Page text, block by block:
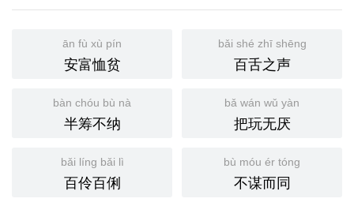
ān fù xù pín
安富恤贫
bǎi shé zhī shēng
百舌之声
bàn chóu bù nà
半筹不纳
bǎ wán wǔ yàn
把玩无厌
bǎi líng bǎi lì
百伶百俐
bù móu ér tóng
不谋而同